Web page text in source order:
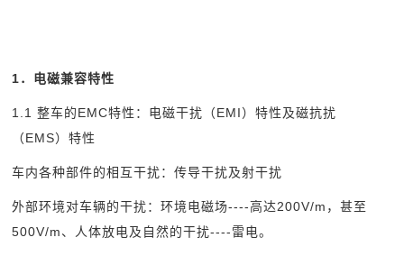
1．电磁兼容特性
1.1整车的EMC特性：电磁干扰（EMI）特性及磁抗扰
（EMS）特性
车内各种部件的相互干扰：传导干扰及射干扰
外部环境对车辆的干扰：环境电磁场----高达200V/m，甚至
500V/m、人体放电及自然的干扰----雷电。